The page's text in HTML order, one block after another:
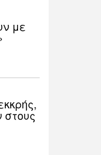
με
στους